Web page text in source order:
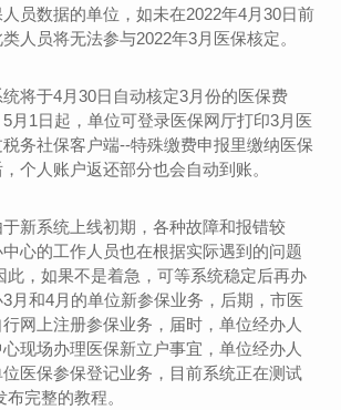
员数据的单位，如未在2022年4月30日前
人员将无法参与2022年3月医保核定。
将于4月30日自动核定3月份的医保费
月1日起，单位可登录医保网厅打印3月医
务社保客户端--特殊缴费申报里缴纳医保
个人账户返还部分也会自动到账。
新系统上线初期，各种故障和报错较
心的工作人员也在根据实际遇到的问题
此，如果不是着急，可等系统稳定后再办
月和4月的单位新参保业务，后期，市医
网上注册参保业务，届时，单位经办人
现场办理医保新立户事宜，单位经办人
医保参保登记业务，目前系统正在测试
完整的教程。